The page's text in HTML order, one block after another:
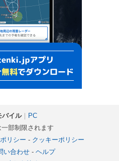
バイル｜
PC
部制限されます
リシー - クッキーポリシー
い合わせ- ヘルプ